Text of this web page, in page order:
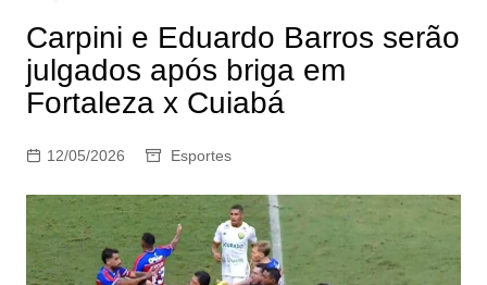
Carpini e Eduardo Barros serão
julgados após briga em
Fortaleza x Cuiabá
12/05/2026 Esportes